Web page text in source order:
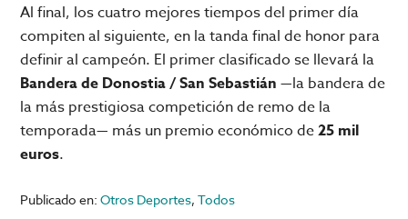
Al final, los cuatro mejores tiempos del primer día
compiten al siguiente, en la tanda final de honor para
definir al campeón. El primer clasificado se llevará la
Bandera de Donostia / San Sebastián —la bandera de
la más prestigiosa competición de remo de la
temporada— más un premio económico de25 mil
euros.
Publicado en:Otros Deportes,Todos